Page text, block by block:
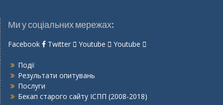
Ми у соціальних мережах:
Facebook Twitter Youtube Youtube
Події
Результати опитувань
Послуги
Бекап старого сайту ІСПП (2008-2018)